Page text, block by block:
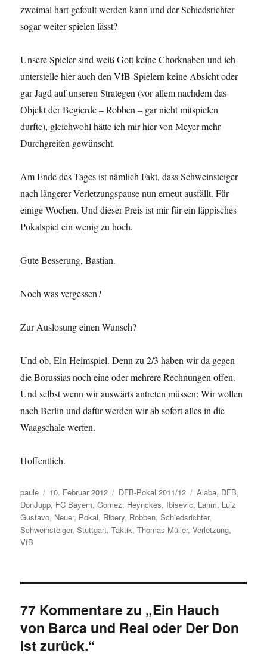
zweimal hart gefoult werden kann und der Schiedsrichter
sogar weiter spielen lässt?
Unsere Spieler sind weiß Gott keine Chorknaben und ich
unterstelle hier auch den VfB-Spielern keine Absicht oder
gar Jagd auf unseren Strategen (vor allem nachdem das
Objekt der Begierde – Robben – gar nicht mitspielen
durfte), gleichwohl hätte ich mir hier von Meyer mehr
Durchgreifen gewünscht.
Am Ende des Tages ist nämlich Fakt, dass Schweinsteiger
nach längerer Verletzungspause nun erneut ausfällt. Für
einige Wochen. Und dieser Preis ist mir für ein läppisches
Pokalspiel ein wenig zu hoch.
Gute Besserung, Bastian.
Noch was vergessen?
Zur Auslosung einen Wunsch?
Und ob. Ein Heimspiel. Denn zu 2/3 haben wir da gegen
die Borussias noch eine oder mehrere Rechnungen offen.
Und selbst wenn wir auswärts antreten müssen: Wir wollen
nach Berlin und dafür werden wir ab sofort alles in die
Waagschale werfen.
Hoffentlich.
Autor
paule
Veröffentlicht
am
10. Februar 2012 Kategorien
DFB-Pokal 2011/12 Schlagwörter
Alaba, DFB,
DonJupp, FC Bayern,Gomez, Heynckes, Ibisevic, Lahm, Luiz
Gustavo, Neuer, Pokal, Ribery, Robben,Schiedsrichter,
Schweinsteiger,Stuttgart,Taktik,Thomas Müller,Verletzung,
VfB
77 Kommentare zu „Ein Hauch
von Barca und Real oder Der Don
ist zurück.“